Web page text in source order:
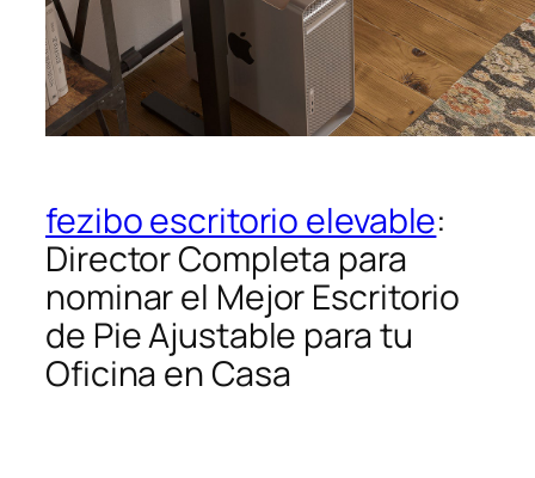
fezibo escritorio elevable:
Director Completa para
nominar el Mejor Escritorio
de Pie Ajustable para tu
Oficina en Casa